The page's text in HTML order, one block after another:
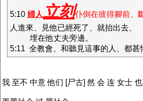
5:10 婦人立刻仆倒在彼得腳前、
人進來、見他已經死了、就抬出去、
埋在他丈夫旁邊。
5:11 全教會、和聽見這事的人、都甚
我 至不 中意 他们 [尸古] 然 会 连 女士 也